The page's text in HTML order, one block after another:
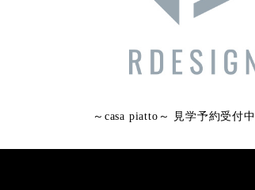
～casa piatto～ 見学予約受付中